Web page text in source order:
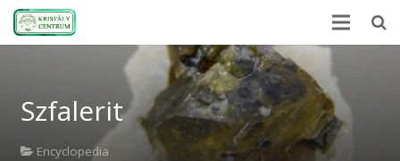
Encyclopedia
Mineral Power
Szfalerit
Encyclopedia